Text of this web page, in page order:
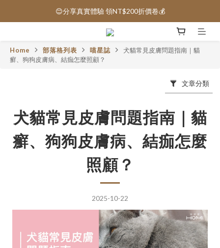
保健品免運｜全館滿1000元免運 🚚
😊分享真實體驗 領NT$200折價卷💰
保健品免運｜全館滿1000元免運 🚚
Home 部落格列表 喵星誌
犬貓常見皮膚問題指南｜貓
癬、狗狗皮膚病、結痂怎麼照顧？
文章分類
犬貓常見皮膚問題指南｜貓
癬、狗狗皮膚病、結痂怎麼
照顧？
2025-10-22